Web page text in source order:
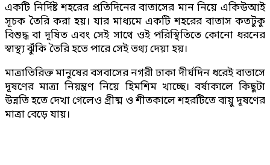
একটি নির্দিষ্ট শহরের প্রতিদিনের বাতাসের মান নিয়ে একিউআই
সূচক তৈরি করা হয়। যার মাধ্যমে একটি শহরের বাতাস কতটুকু
বিশুদ্ধ বা দূষিত এবং সেই সাথে ওই পরিস্থিতিতে কোনো ধরনের
স্বাস্থ্য ঝুঁকি তৈরি হতে পারে সেই তথ্য দেয়া হয়।
মাত্রাতিরিক্ত মানুষের বসবাসের নগরী ঢাকা দীর্ঘদিন ধরেই বাতাসে
দূষণের মাত্রা নিয়ন্ত্রণ নিয়ে হিমশিম খাচ্ছে। বর্ষাকালে কিছুটা
উন্নতি হতে দেখা গেলেও গ্রীষ্ম ও শীতকালে শহরটিতে বায়ু দূষণের
মাত্রা বেড়ে যায়।